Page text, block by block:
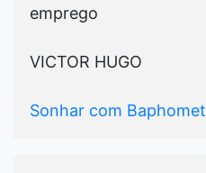
emprego
VICTOR HUGO
Sonhar com Baphomet